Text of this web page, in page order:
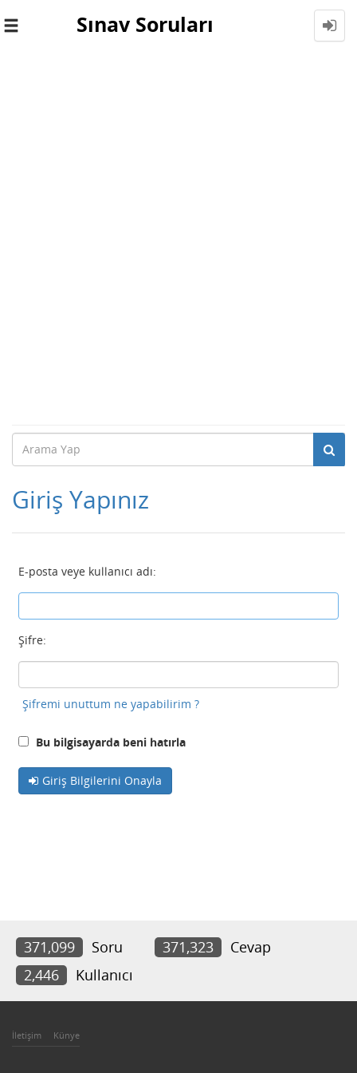
Toggle
Sınav Soruları
Giriş Yapınız
E-posta veye kullanıcı adı:
Şifre:
Şifremi unuttum ne yapabilirim ?
Bu bilgisayarda beni hatırla
Giriş Bilgilerini Onayla
371,099 Soru 371,323
Cevap
2,446
Kullanıcı
İletişim Künye